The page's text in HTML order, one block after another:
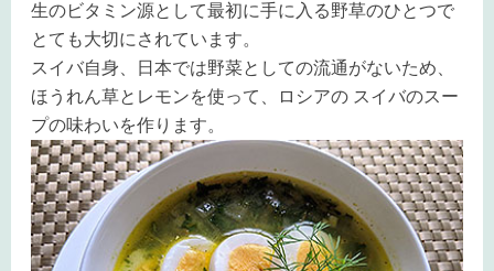
生のビタミン源として最初に手に入る野草のひとつで
とても大切にされています。
スイバ自身、日本では野菜としての流通がないため、
ほうれん草とレモンを使って、ロシアの スイバのスー
プの味わいを作ります。